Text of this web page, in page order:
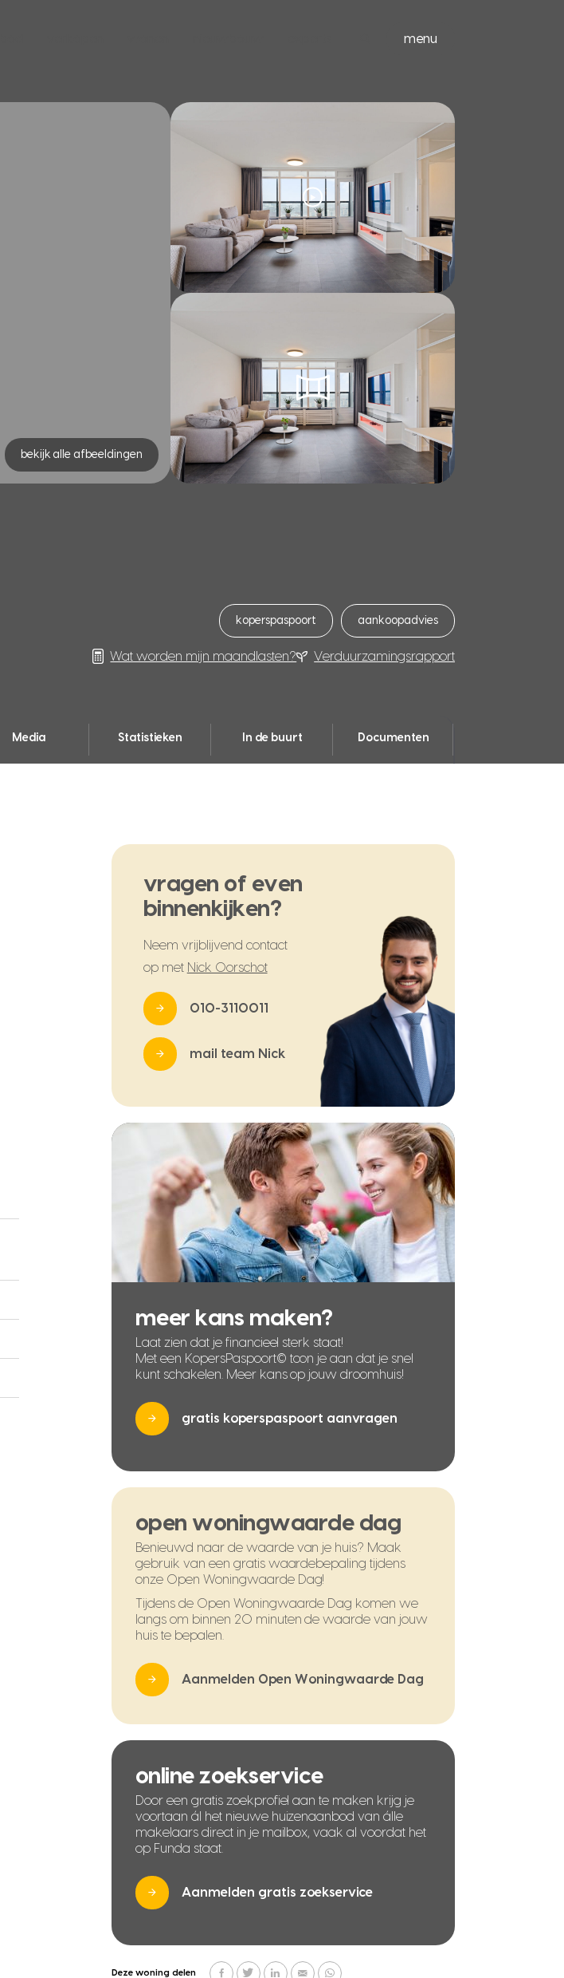
menu
bekijk alle afbeeldingen
koperspaspoort aankoopadvies
Wat worden mijn maandlasten? Verduurzamingsrapport
Media Statistieken In de buurt Documenten
vragen of even
binnenkijken?
Neem vrijblijvend contact
op met Nick Oorschot
010-3110011
mail team Nick
meer kans maken?
Laat zien dat je financieel sterk staat!
Met een KopersPaspoort© toon je aan dat je snel
kunt schakelen. Meer kans op jouw droomhuis!
gratis koperspaspoort aanvragen
open woningwaarde dag
Benieuwd naar de waarde van je huis? Maak
gebruik van een gratis waardebepaling tijdens
onze Open Woningwaarde Dag!
Tijdens de Open Woningwaarde Dag komen we
langs om binnen 20 minuten de waarde van jouw
huis te bepalen.
Aanmelden Open Woningwaarde Dag
online zoekservice
Door een gratis zoekprofiel aan te maken krijg je
voortaan ál het nieuwe huizenaanbod van álle
makelaars direct in je mailbox, vaak al voordat het
op Funda staat.
Aanmelden gratis zoekservice
Deze woning delen